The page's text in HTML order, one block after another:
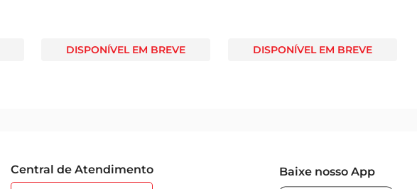
DISPONÍVEL EM BREVE DISPONÍVEL EM BREVE
Central de Atendimento
Baixe nosso App